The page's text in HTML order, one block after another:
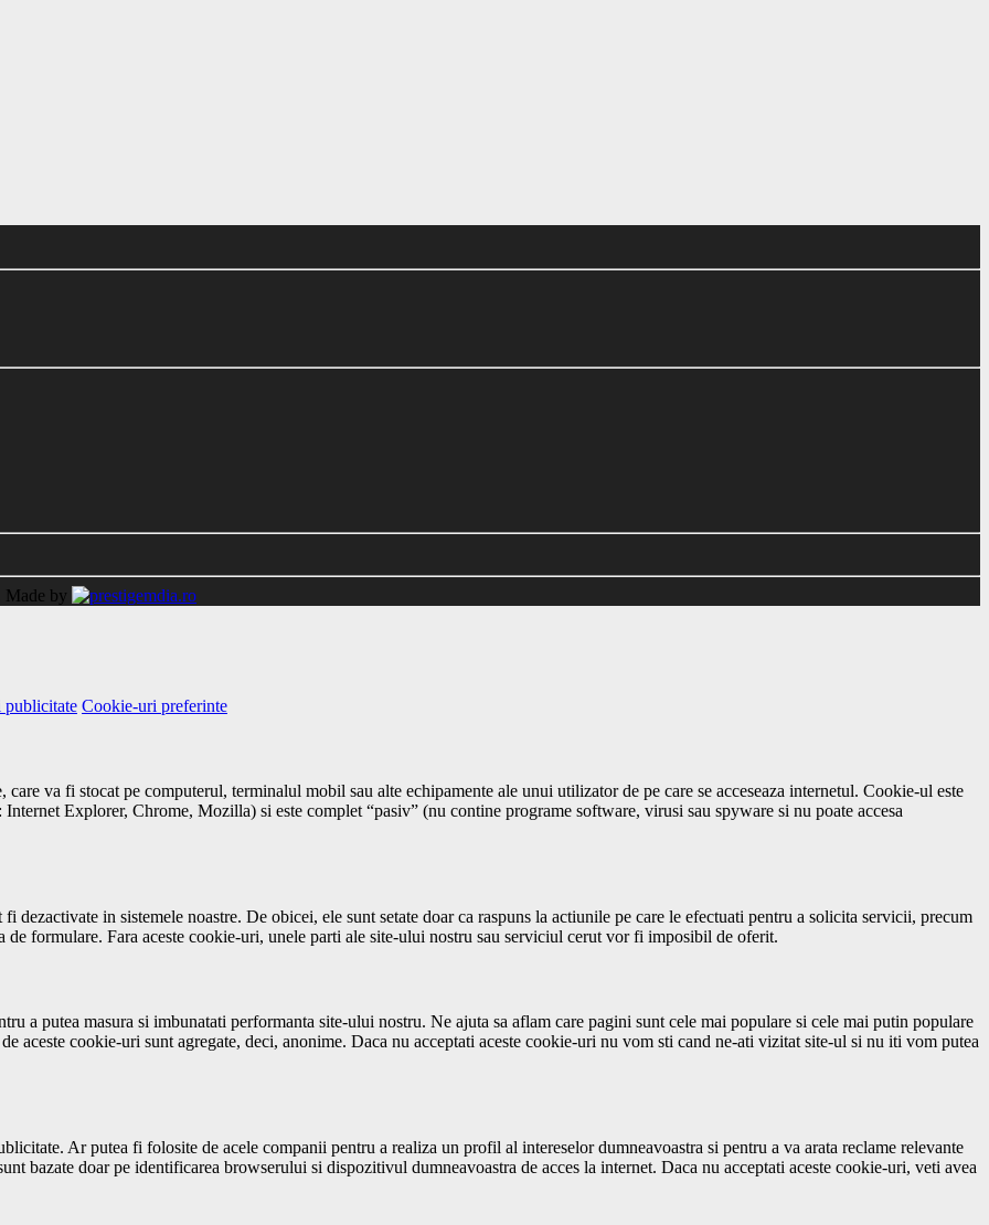
Made by
Cookie-uri preferinte
va fi stocat pe computerul, terminalul mobil sau alte echipamente ale unui utilizator de pe care se acceseaza internetul. Cookie-ul este
Explorer, Chrome, Mozilla) si este complet “pasiv” (nu contine programe software, virusi sau spyware si nu poate accesa
dezactivate in sistemele noastre. De obicei, ele sunt setate doar ca raspuns la actiunile pe care le efectuati pentru a solicita servicii, precum
de formulare. Fara aceste cookie-uri, unele parti ale site-ului nostru sau serviciul cerut vor fi imposibil de oferit.
a putea masura si imbunatati performanta site-ului nostru. Ne ajuta sa aflam care pagini sunt cele mai populare si cele mai putin populare
aceste cookie-uri sunt agregate, deci, anonime. Daca nu acceptati aceste cookie-uri nu vom sti cand ne-ati vizitat site-ul si nu iti vom putea
Ar putea fi folosite de acele companii pentru a realiza un profil al intereselor dumneavoastra si pentru a va arata reclame relevante
bazate doar pe identificarea browserului si dispozitivul dumneavoastra de acces la internet. Daca nu acceptati aceste cookie-uri, veti avea